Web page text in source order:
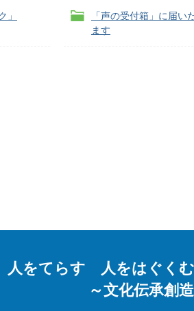
」
「声の受付箱」に届い
ます
人をてらす 人をはぐく
～文化伝承創